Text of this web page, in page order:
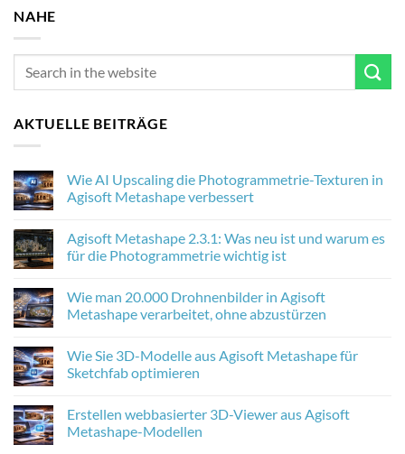
NAHE
AKTUELLE BEITRÄGE
Wie AI Upscaling die Photogrammetrie-Texturen in
Agisoft Metashape verbessert
on
Wie
AI
Photogrammetrie-
Texturen
in
verbessert
Agisoft Metashape 2.3.1: Was neu ist und warum es
für die Photogrammetrie wichtig ist
on
Agisoft
Metashape
neu
ist
und
für
die
Photogrammetrie
Wie man 20.000 Drohnenbilder in Agisoft
Metashape verarbeitet, ohne abzustürzen
on
Wie
man
in
Agisoft
Metashape
Wie Sie 3D-Modelle aus Agisoft Metashape für
Sketchfab optimieren
on
Wie
Sie
Erstellen webbasierter 3D-Viewer aus Agisoft
Metashape-Modellen